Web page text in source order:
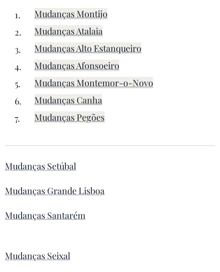
Mudanças Montijo
Mudanças Atalaia
Mudanças Alto Estanqueiro
Mudanças Afonsoeiro
Mudanças Montemor-o-Novo
Mudanças Canha
Mudanças Pegões
Mudanças Setúbal
Mudanças Grande Lisboa
Mudanças Santarém
Mudanças Seixal